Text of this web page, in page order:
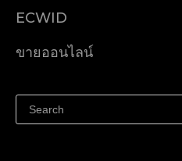
ECWID
ราคา
ขายออนไลน์
ขายบนเฟสบุ๊ค